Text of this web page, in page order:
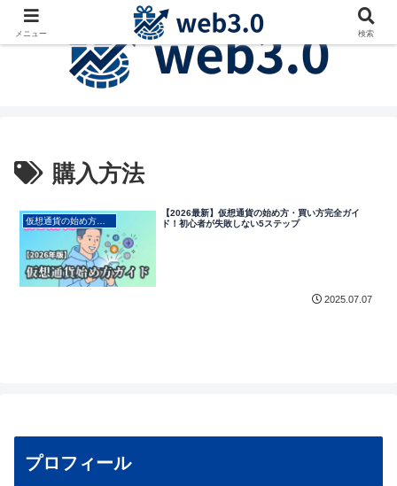
購入方法
仮想通貨の始め方・初心者向け
【2026最新】仮想通貨の始め方・買い方完全ガイ
ド！初心者が失敗しない5ステップ
2025.07.07
プロフィール
メニュー 検索